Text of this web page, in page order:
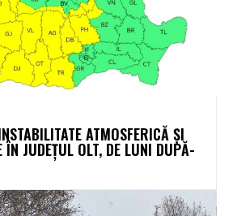
ATMOSFERICĂ ȘI
ÎN JUDEȚUL OLT, DE LUNI DUPĂ-